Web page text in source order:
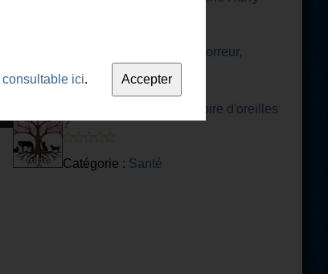
Littérature d'horreur,
fantastique
La réflexologie : une histoire d'oreilles
?
Catégorie : Santé
consultable ici.